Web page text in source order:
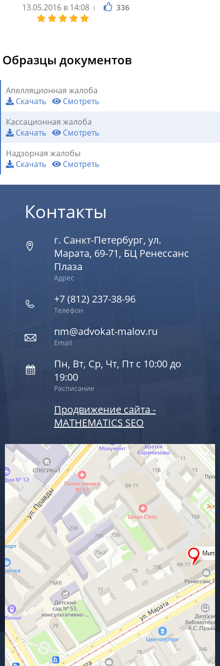
13.05.2016 в 14:08 336
Образцы документов
Апелляционная жалоба
Скачать
Смотреть
Кассационная жалоба
Скачать
Смотреть
Надзорная жалобы
Скачать
Смотреть
Контакты
г. Санкт-Петербург, ул.
Марата, 69-71, БЦ Ренессанс
Плаза
Адрес
+7 (812) 237-38-96
Телефон
nm@advokat-malov.ru
Email
Пн, Вт, Ср, Чт, Пт с 10:00 до
19:00
Расписание
Продвижение сайта -
MATHEMATICS SEO